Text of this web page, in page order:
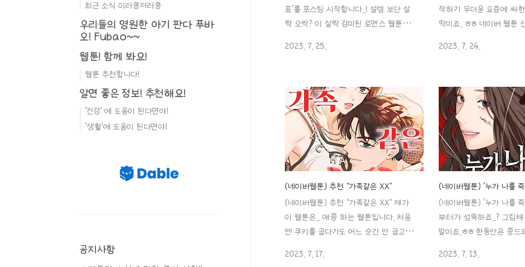
표’를 포스팅 시작합니다..! 설렘 보단 살
짝 오싹? 이 살짝 감미된 로맨스 웹툰입니
겸2 연재기간: 2023 / 07/ 13 ~ 연재매
그: #드라마 #로맨스 #회귀 2. 줄거리 이
솜은 사랑받는다는 게 이런 거구나, 너무
행복해서 이 행복이 사라질까 두렵다는
생각이 들 정도로 자신을 사랑해 주는 마
루와의 결혼식을 앞두고 자신의 연인인
마루를 잃고 절망적인 삶을 살아가게 됩니
다. 그의 장례식을 지내는 중 그녀 앞에
의문의 무당 연화가 나타나는데.. '강마
루, 그를 다시 만나고 싶습니까?' 연화의
힘으로 솜이는 하루아침에 4년 전의 과
2023. 7. 25.
작하기 무더운 요즘에 싸한
딱이죠. ㅎㅎ 네이버 웹툰
팅을 시작하겠습니다..! 1.
버 웹툰 연재 기간:
기: 화요웹툰 이용 등급:
우 작가님의 다른 작품이
해서 찾아봤는데, ‘2022
전’ 웹툰인걸 봐서는 신예
같아요! 아직 무료 웹툰으
나왔고, 유료까지는 7화까
고요. 2. 줄거리 어릴 적, 자
‘권하율‘과 똑같이 생긴 ‘유
에서 만나게 된 ‘김이루’.
2023. 7. 24.
(네이버웹툰) 추천 "가족같은 XX"
(네이버웹툰) 추천 "가족같은 XX" 제가
이 웹툰은.. 애증 하는 웹툰입니다. 처음
엔 쿠키를 굽다가도 어느 순간 안 굽고 기
그게 잘 안됩니다.. ㅠㅠ 자꾸만 또 쿠키
2023. 7. 17.
(네이버웹툰) ‘누가 나를
(네이버웹툰) ‘누가 나를
부터가 섬뜩하죠..? 그림
말이죠.ㅎㅎ 한동안은 중드
툰을 소개해드린다고 하고
2023. 7. 13.
최근 소식 이러쿵저러쿵
우리들의 영원한 아기 판다 푸바
오! Fubao~~
웹툰! 함께 봐요!
웹툰 추천합니다!
알면 좋은 정보! 추천해요!
'건강' 에 도움이 된다면야!
'생활'에 도움이 된다면야!
공지사항